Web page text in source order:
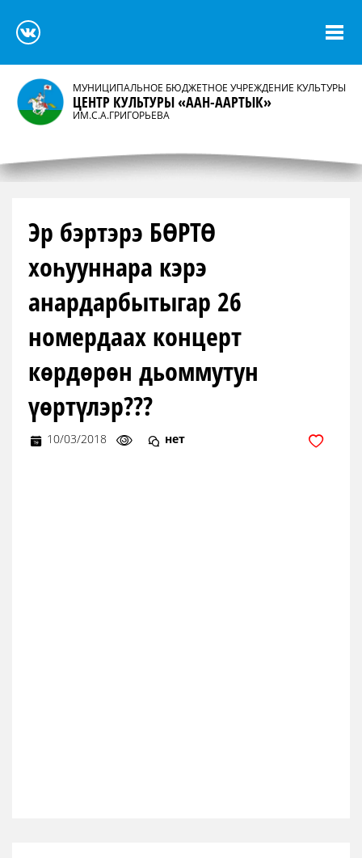
МУНИЦИПАЛЬНОЕ БЮДЖЕТНОЕ УЧРЕЖДЕНИЕ КУЛЬТУРЫ
ЦЕНТР КУЛЬТУРЫ «ААН-ААРТЫК»
ИМ.С.А.ГРИГОРЬЕВА
Эр бэртэрэ БӨРТӨ
хоһууннара кэрэ
анардарбытыгар 26
номердаах концерт
көрдөрөн дьоммутун
үөртүлэр???
10/03/2018 нет